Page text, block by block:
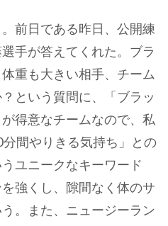
前日である昨日、公開練
手が答えてくれた。ブラ
重も大きい相手、チーム
という質問に、「ブラッ
得意なチームなので、私
間やりきる気持ち」との
ユニークなキーワード
強くし、隙間なく体のサ
。また、ニュージーラン